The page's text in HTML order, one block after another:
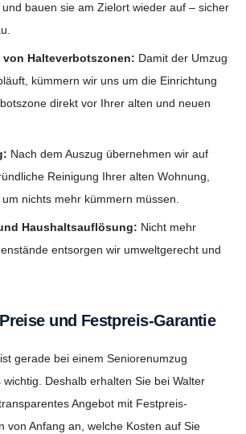
bauen sie am Zielort wieder auf – sicher
Halteverbotszonen: Damit der Umzug
kümmern wir uns um die Einrichtung
direkt vor Ihrer alten und neuen
Nach dem Auszug übernehmen wir auf
Reinigung Ihrer alten Wohnung,
nichts mehr kümmern müssen.
Haushaltsauflösung: Nicht mehr
entsorgen wir umweltgerecht und
und Festpreis-Garantie
gerade bei einem Seniorenumzug
Deshalb erhalten Sie bei Walter
Angebot mit Festpreis-
von Anfang an, welche Kosten auf Sie